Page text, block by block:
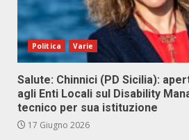
Politica Varie
Salute: Chinnici (PD Sicilia):
agli Enti Locali sul Disability
tecnico per sua istituzione
17 Giugno 2026